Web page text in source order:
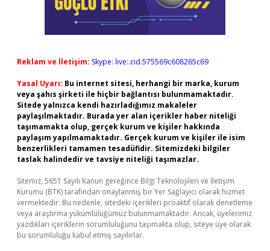
Reklam ve İletişim: Skype: live:.cid.575569c608265c69
Yasal Uyarı: Bu internet sitesi, herhangi bir marka, kurum
veya şahıs şirketi ile hiçbir bağlantısı bulunmamaktadır.
Sitede yalnızca kendi hazırladığımız makaleler
paylaşılmaktadır. Burada yer alan içerikler haber niteliği
taşımamakta olup, gerçek kurum ve kişiler hakkında
paylaşım yapılmamaktadır. Gerçek kurum ve kişiler ile isim
benzerlikleri tamamen tesadüfidir. Sitemizdeki bilgiler
taslak halindedir ve tavsiye niteliği taşımazlar.
Sitemiz, 5651 Sayılı Kanun gereğince Bilgi Teknolojileri ve İletişim
Kurumu (BTK) tarafından onaylanmış bir Yer Sağlayıcı olarak hizmet
vermektedir. Bu nedenle, sitedeki içerikleri proaktif olarak denetleme
veya araştırma yükümlülüğümüz bulunmamaktadır. Ancak, üyelerimiz
yazdıkları içeriklerin sorumluluğunu taşımakta olup, siteye üye olarak
bu sorumluluğu kabul etmiş sayılırlar.